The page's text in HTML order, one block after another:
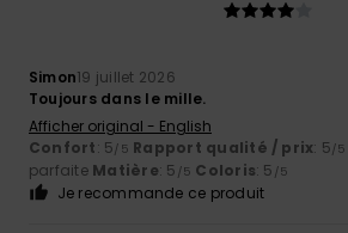
Simon19 juillet 2026
Toujours dans le mille.
Afficher original - English
Confort: 5/5 Rapport qualité / prix: 5/5
parfaite Matière: 5 /5 Coloris: 5 /5
Je recommande ce produit